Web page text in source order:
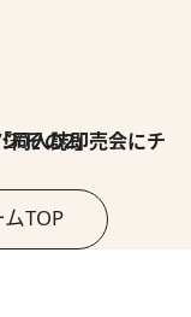
会にチャレンジ その2」
TOP